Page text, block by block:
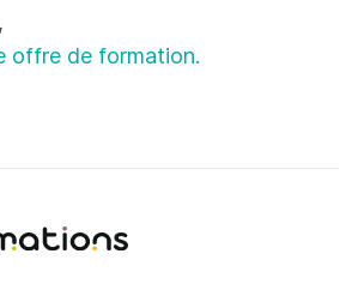
offre de formation.